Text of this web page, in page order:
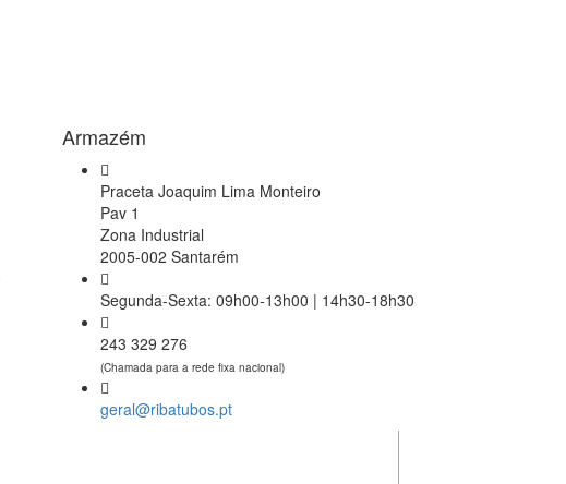
Armazém
Praceta Joaquim Lima Monteiro
Pav 1
Zona Industrial
2005-002 Santarém
Segunda-Sexta: 09h00-13h00 | 14h30-18h30
243 329 276
(Chamada para a rede fixa nacional)
geral@ribatubos.pt